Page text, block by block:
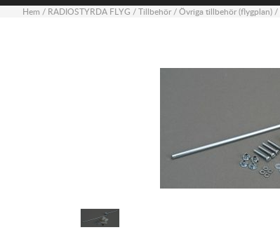
Hem / RADIOSTYRDA FLYG /Tillbehör/Övriga tillbehör (flygplan)/